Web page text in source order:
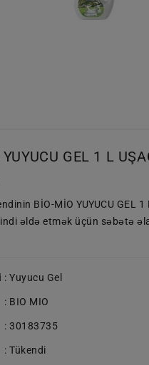
GEL 1 L
BİO-MİO YUYUCU GEL 1
əldə etmək üçün səbətə
: Yuyucu Gel
: BIO MIO
: 30183735
: Tükendi